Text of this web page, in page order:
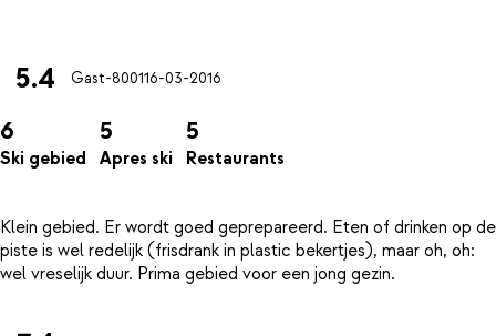
5.4 Gast-800116-03-2016
6
Ski gebied
5
Apres ski
5
Restaurants
Klein gebied. Er wordt goed geprepareerd. Eten of drinken op de
piste is wel redelijk (frisdrank in plastic bekertjes), maar oh, oh: